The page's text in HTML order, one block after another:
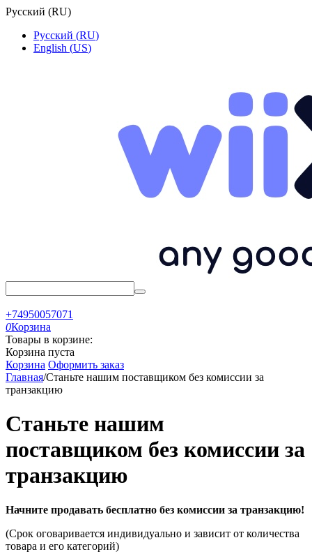
Русский (RU)
Русский (RU)
English (US)
+74950057071
0Корзина
Товары в корзине:
Корзина пуста
Корзина Оформить заказ
Главная/Станьте нашим поставщиком без комиссии за
транзакцию
Станьте нашим
поставщиком без комиссии за
транзакцию
Начните продавать бесплатно без комиссии за транзакцию!
(Срок оговаривается индивидуально и зависит от количества
товара и его категорий)